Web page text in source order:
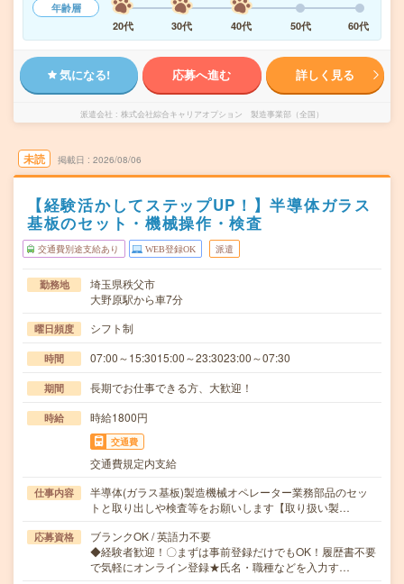
年齢層
20代
30代 40代 50代 60代
気になる! 応募へ進む 詳しく見る
派遣会社 株式会社綜合キャリアオプション 製造事業部（全国）
未読 掲載日 2026/08/06
【経験活かしてステップUP！】半導体ガラス
基板のセット・機械操作・検査
交通費別途支給あり WEB登録OK 派遣
勤務地
埼玉県秩父市
大野原駅から車7分
曜日頻度 シフト制
時間 07:00～15:3015:00～23:3023:00～07:30
期間 長期でお仕事できる方、大歓迎！
時給 時給1800円
交通費
交通費規定内支給
仕事内容
半導体(ガラス基板)製造機械オペレーター業務部品のセッ
トと取り出しや検査等をお願いします【取り扱い製…
応募資格
ブランクOK / 英語力不要
◆経験者歓迎！〇まずは事前登録だけでもOK！履歴書不要
で気軽にオンライン登録★氏名・職種などを入力す…